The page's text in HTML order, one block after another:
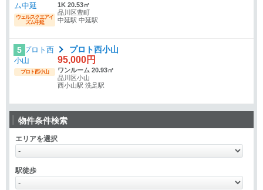
ウェルスクエアイ
ズム中延
1K 20.53㎡
品川区豊町
中延駅 中延駅
5
プロト西小山
プロト西小山
95,000円
ワンルーム 20.93㎡
品川区小山
西小山駅 洗足駅
物件条件検索
エリアを選択
駅徒歩